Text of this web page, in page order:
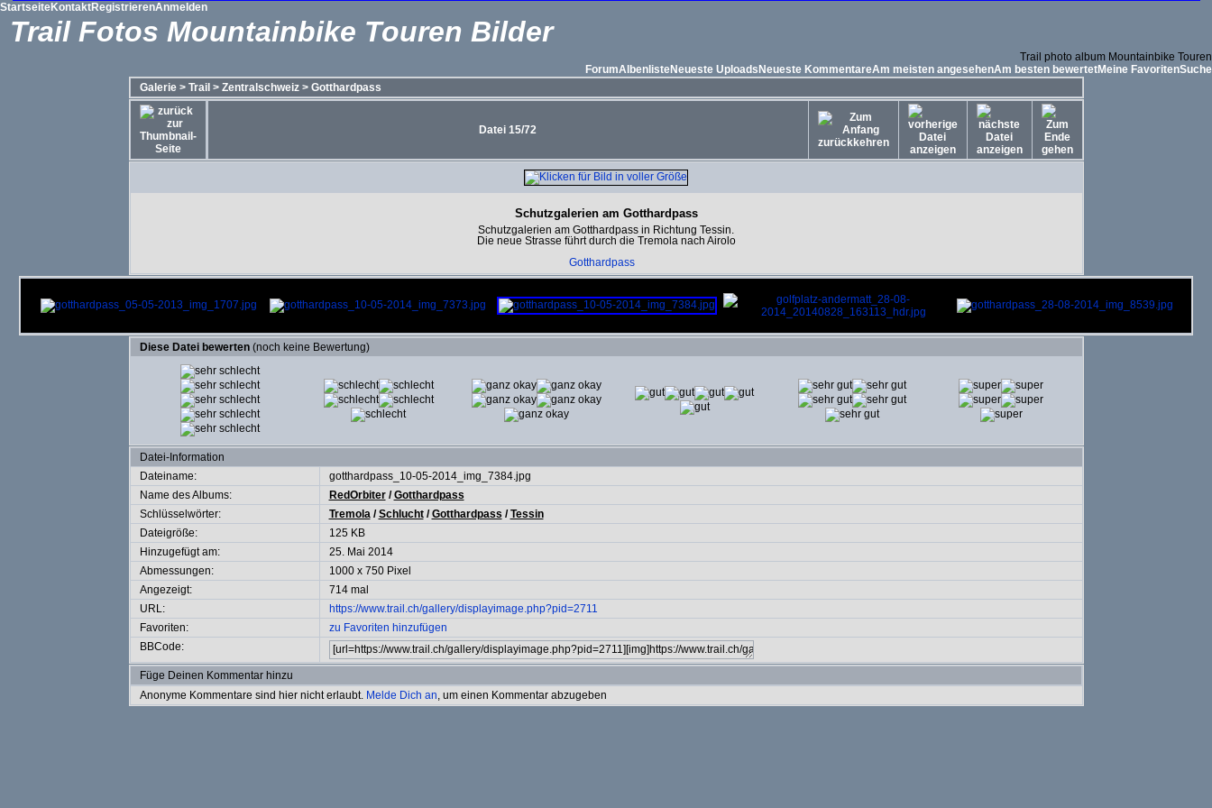
StartseiteKontaktRegistrierenAnmelden
Trail Fotos Mountainbike Touren Bilder
Trail photo album Mountainbike Touren
ForumAlbenlisteNeueste Uploads Neueste KommentareAm meisten angesehenAm besten bewertetMeine FavoritenSuche
Galerie> Trail > Zentralschweiz> Gotthardpass
Datei 15/72
Schutzgalerien am Gotthardpass
Schutzgalerien am Gotthardpass in Richtung Tessin.
Die neue Strasse führt durch die Tremola nach Airolo
Gotthardpass
Diese Datei bewerten(noch keine Bewertung)
Datei-Information
Dateiname:
gotthardpass_10-05-2014_img_7384.jpg
Name des Albums:
RedOrbiter/Gotthardpass
Schlüsselwörter:
Tremola/Schlucht/Gotthardpass /Tessin
Dateigröße:
125 KB
Hinzugefügt am:
25. Mai 2014
Abmessungen:
1000 x 750 Pixel
Angezeigt:
714 mal
URL:
https://www.trail.ch/gallery/displayimage.php?pid=2711
Favoriten:
zu Favoriten hinzufügen
BBCode:
Füge Deinen Kommentar hinzu
Anonyme Kommentare sind hier nicht erlaubt. Melde Dich an, um einen Kommentar abzugeben